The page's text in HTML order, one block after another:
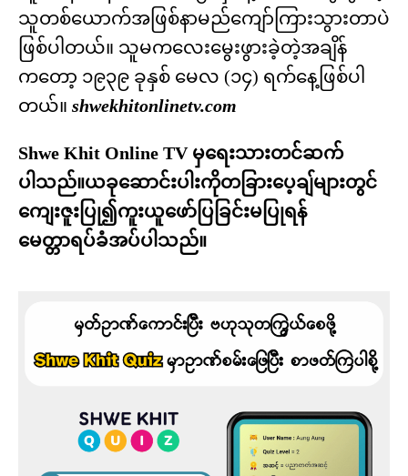
သူတစ်ယောက်အဖြစ်နာမည်ကျော်ကြားသွားတာပဲ
ဖြစ်ပါတယ်။ သူမကလေးမွေးဖွားခဲ့တဲ့အချိန်
ကတော့ ၁၉၃၉ ခုနှစ် မေလ (၁၄) ရက်နေ့ဖြစ်ပါ
တယ်။ shwekhitonlinetv.com
Shwe Khit Online TV မှရေးသားတင်ဆက်
ပါသည်။ယခုဆောင်းပါးကိုတခြားပေ့ချ်များတွင်
ကျေးဇူးပြု၍ကူးယူဖော်ပြခြင်းမပြုရန်
မေတ္တာရပ်ခံအပ်ပါသည်။